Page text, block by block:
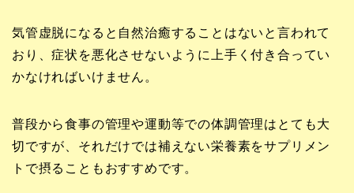
気管虚脱になると自然治癒することはないと言われて
おり、症状を悪化させないように上手く付き合ってい
かなければいけません。
普段から食事の管理や運動等での体調管理はとても大
切ですが、それだけでは補えない栄養素をサプリメン
トで摂ることもおすすめです。